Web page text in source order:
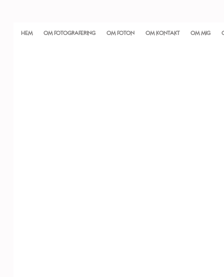
HEM OM FOTOGRAFERING OM FOTON OM KONTAKT OM MIG